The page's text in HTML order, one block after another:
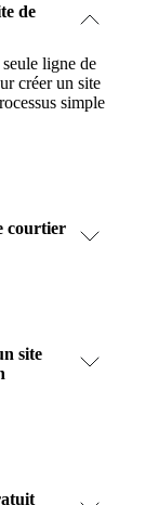
de
ligne de
créer un site
simple
courtier
site